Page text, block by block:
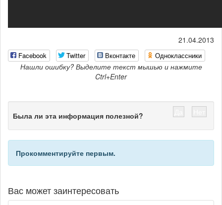
21.04.2013
Facebook Twitter Вконтакте Одноклассники
Нашли ошибку? Выделите текст мышью и нажмите
Ctrl+Enter
Была ли эта информация полезной?
Прокомментируйте первым.
Вас может заинтересовать